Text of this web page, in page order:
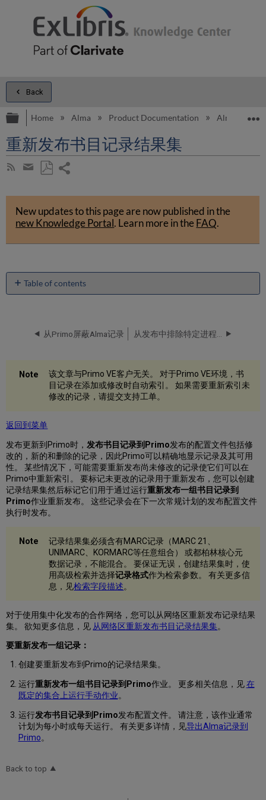
Back
Expand/collapse global hierarchy
Home Alma Product Documentation Alma Online
重新发布书目记录结果集
Subscribe
RSS
Share
by
email
as
PDF
New updates to this page are now published in the
new Knowledge Portal. Learn more in theFAQ.
Table of contents
No
从Primo屏蔽Alma记录
该文章与Primo VE客户无关。 对于Primo VE环境，书
目记录在添加或修改时自动索引。 如果需要重新索引未
修改的记录，请提交支持工单。
返回到菜单
发布更新到Primo时， 发布书目记录到Primo发布的配置文件包括修
改的，新的和删除的记录，因此Primo可以精确地显示记录及其可用
性。 某些情况下，可能需要重新发布尚未修改的记录使它们可以在
Primo中重新索引。 要标记未更改的记录用于重新发布，您可以创建
记录结果集然后标记它们用于通过运行重新发布一组书目记录到
Primo作业重新发布。 这些记录会在下一次常规计划的发布配置文件
执行时发布。
记录结果集必须含有MARC记录（MARC 21、
UNIMARC、KORMARC等任意组合） 或都柏林核心元
数据记录，不能混合。 要保证无误，创建结果集时，使
用高级检索并选择记录格式作为检索参数。 有关更多信
息，见检索字段描述。
对于使用集中化发布的合作网络，您可以从网络区重新发布记录结果
集。 欲知更多信息，见 从网络区重新发布书目记录结果集。
要重新发布一组记录：
创建要重新发布到Primo的记录结果集。
运行重新发布一组书目记录到Primo作业。 更多相关信息，见在
既定的集合上运行手动作业。
运行发布书目记录到Primo发布配置文件。 请注意，该作业通常
计划为每小时或每天运行。 有关更多详情，见导出Alma记录到
Primo。
Back to top